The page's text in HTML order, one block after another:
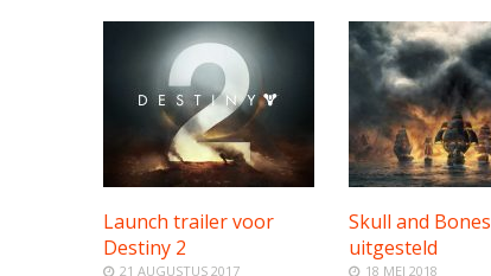
Launch trailer voor
Destiny 2
21 AUGUSTUS 2017
Skull and Bones
uitgesteld
18 MEI 2018